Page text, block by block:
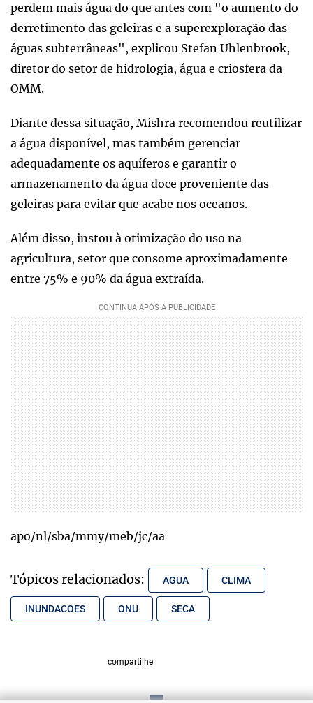
perdem mais água do que antes com "o aumento do
derretimento das geleiras e a superexploração das
águas subterrâneas", explicou Stefan Uhlenbrook,
diretor do setor de hidrologia, água e criosfera da
OMM.
Diante dessa situação, Mishra recomendou reutilizar
a água disponível, mas também gerenciar
adequadamente os aquíferos e garantir o
armazenamento da água doce proveniente das
geleiras para evitar que acabe nos oceanos.
Além disso, instou à otimização do uso na
agricultura, setor que consome aproximadamente
entre 75% e 90% da água extraída.
apo/nl/sba/mmy/meb/jc/aa
Tópicos relacionados: AGUA CLIMA
INUNDACOES ONU SECA
compartilhe